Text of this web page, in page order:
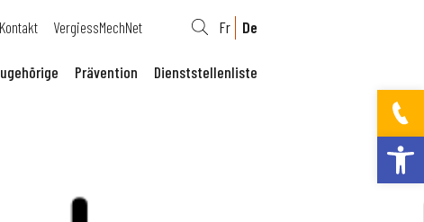
Kontakt VergiessMechNet Fr De
Prävention Dienststellenliste